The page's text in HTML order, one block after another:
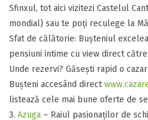
Sfinxul, tot aici vizitezi Castelul
mondial) sau te poți reculege la
​Sfat de călătorie: Bușteniul
pensiuni intime cu view direct către
​Unde rezervi? Găsești rapid o
Bușteni accesând direct
listează cele mai bune oferte de
​3. Azuga – Raiul pasionaților de